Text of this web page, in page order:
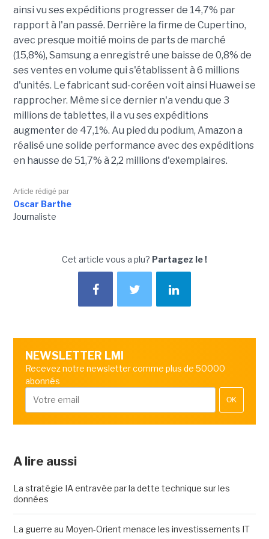
ainsi vu ses expéditions progresser de 14,7% par
rapport à l'an passé. Derrière la firme de Cupertino,
avec presque moitié moins de parts de marché
(15,8%), Samsung a enregistré une baisse de 0,8% de
ses ventes en volume qui s'établissent à 6 millions
d'unités. Le fabricant sud-coréen voit ainsi Huawei se
rapprocher. Même si ce dernier n'a vendu que 3
millions de tablettes, il a vu ses expéditions
augmenter de 47,1%. Au pied du podium, Amazon a
réalisé une solide performance avec des expéditions
en hausse de 51,7% à 2,2 millions d'exemplaires.
Article rédigé par
Oscar Barthe
Journaliste
Cet article vous a plu? Partagez le !
NEWSLETTER LMI
Recevez notre newsletter comme plus de 50000
abonnés
OK
A lire aussi
La stratégie IA entravée par la dette technique sur les
données
La guerre au Moyen-Orient menace les investissements IT